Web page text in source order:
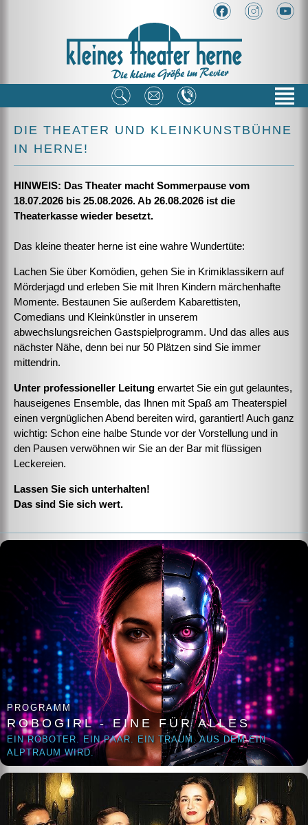
DIE THEATER UND KLEINKUNSTBÜHNE
IN HERNE!
HINWEIS: Das Theater macht Sommerpause vom
18.07.2026 bis 25.08.2026. Ab 26.08.2026 ist die
Theaterkasse wieder besetzt.
Das kleine theater herne ist eine wahre Wundertüte:
Lachen Sie über Komödien, gehen Sie in Krimiklassikern auf
Mörderjagd und erleben Sie mit Ihren Kindern märchenhafte
Momente. Bestaunen Sie außerdem Kabarettisten,
Comedians und Kleinkünstler in unserem
abwechslungsreichen Gastspielprogramm. Und das alles aus
nächster Nähe, denn bei nur 50 Plätzen sind Sie immer
mittendrin.
Unter professioneller Leitung erwartet Sie ein gut gelauntes,
hauseigenes Ensemble, das Ihnen mit Spaß am Theaterspiel
einen vergnüglichen Abend bereiten wird, garantiert! Auch ganz
wichtig: Schon eine halbe Stunde vor der Vorstellung und in
den Pausen verwöhnen wir Sie an der Bar mit flüssigen
Leckereien.
Lassen Sie sich unterhalten!
Das sind Sie sich wert.
PROGRAMM
ROBOGIRL - EINE FÜR ALLES
EIN ROBOTER. EIN PAAR. EIN TRAUM. AUS DEM EIN
ALPTRAUM WIRD.